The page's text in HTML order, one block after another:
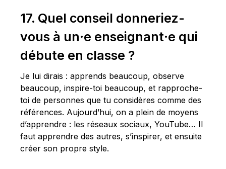
17. Quel conseil donneriez-
vous à un·e enseignant·e qui
débute en classe ?
Je lui dirais : apprends beaucoup, observe
beaucoup, inspire-toi beaucoup, et rapproche-
toi de personnes que tu considères comme des
références. Aujourd’hui, on a plein de moyens
d’apprendre : les réseaux sociaux, YouTube… Il
faut apprendre des autres, s’inspirer, et ensuite
créer son propre style.